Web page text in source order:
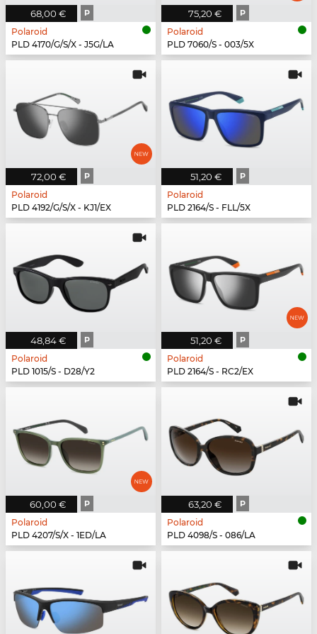
68,00 € P
Polaroid
PLD 4170/G/S/X - J5G/LA
75,20 € P
Polaroid
PLD 7060/S - 003/5X
72,00 € P
Polaroid
PLD 4192/G/S/X - KJ1/EX
51,20 € P
Polaroid
PLD 2164/S - FLL/5X
48,84 € P
Polaroid
PLD 1015/S - D28/Y2
51,20 € P
Polaroid
PLD 2164/S - RC2/EX
60,00 € P
Polaroid
PLD 4207/S/X - 1ED/LA
63,20 € P
Polaroid
PLD 4098/S - 086/LA